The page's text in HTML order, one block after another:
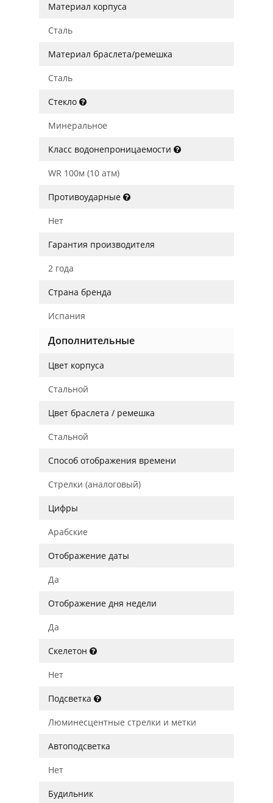
Материал корпуса
Сталь
Материал браслета/ремешка
Сталь
Стекло
Минеральное
Класс водонепроницаемости
WR 100м (10 атм)
Противоударные
Нет
Гарантия производителя
2 года
Страна бренда
Испания
Дополнительные
Цвет корпуса
Стальной
Цвет браслета / ремешка
Стальной
Способ отображения времени
Стрелки (аналоговый)
Цифры
Арабские
Отображение даты
Да
Отображение дня недели
Да
Скелетон
Нет
Подсветка
Люминесцентные стрелки и метки
Автоподсветка
Нет
Будильник